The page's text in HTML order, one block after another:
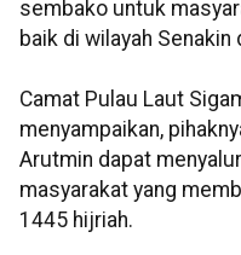
sembako untuk
baik di wilayah Senakin
Camat Pulau Laut
menyampaikan,
Arutmin dapat
masyarakat yang
1445 hijriah.